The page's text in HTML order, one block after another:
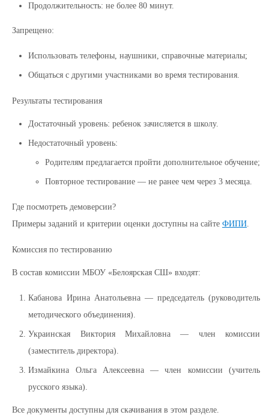
Продолжительность: не более 80 минут.
Запрещено:
Использовать телефоны, наушники, справочные материалы;
Общаться с другими участниками во время тестирования.
Результаты тестирования
Достаточный уровень: ребенок зачисляется в школу.
Недостаточный уровень:
Родителям предлагается пройти дополнительное обучение;
Повторное тестирование — не ранее чем через 3 месяца.
Где посмотреть демоверсии?
Примеры заданий и критерии оценки доступны на сайте ФИПИ
Комиссия по тестированию
В состав комиссии МБОУ «Белоярская СШ» входят:
Кабанова Ирина Анатольевна — председатель (руководитель
методического объединения).
Украинская Виктория Михайловна — член комиссии
(заместитель директора).
Измайкина Ольга Алексеевна — член комиссии (учитель
русского языка).
Все документы доступны для скачивания в этом разделе.